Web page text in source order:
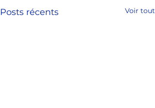
Posts récents Voir tout